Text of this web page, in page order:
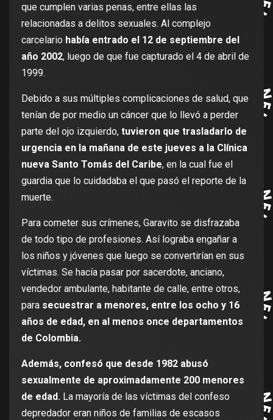
que cumplen varias penas, entre ellas las
relacionadas a delitos sexuales. Al complejo
carcelario había entrado el 12 de septiembre del
año 2002, luego de que fue capturado el 4 de abril de
1999.
Debido a sus múltiples complicaciones de salud, que
tenían de por medio un cáncer que lo llevó a perder
parte del ojo izquierdo, tuvieron que trasladarlo de
urgencia en la mañana de este jueves a la Clínica
nueva Santo Tomás del Caribe, en la cual fue el
guardia que lo cuidadaba el que pasó el reporte de la
muerte.
Para cometer sus crímenes, Garavito se disfrazaba
de todo tipo de profesiones. Así lograba engañar a
los niños y jóvenes que luego se convertirían en sus
víctimas. Se hacía pasar por sacerdote, anciano,
vendedor ambulante, habitante de calle, entre otros,
para secuestrar a menores, entre los ocho y 16
años de edad, en al menos once departamentos
de Colombia.
Además, confesó que desde 1982 abusó
sexualmente de aproximadamente 200 menores
de edad. La mayoría de las víctimas del confeso
depredador eran niños de familias de escasos